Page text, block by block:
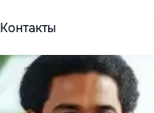
Контакты